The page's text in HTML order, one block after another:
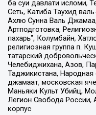
ба суи давлати исломи,
Сеть, Катиба Таухид
Ахлю Сунна Валь
Артподготовка,
пахарь”, Колумбайн,
религиозная группа п.
татарский
Челебиджихана, Азов,
Таджикистана,
джамаат, московская
Маньяки Культ Убийц,
Легион Свобода России,
корпус